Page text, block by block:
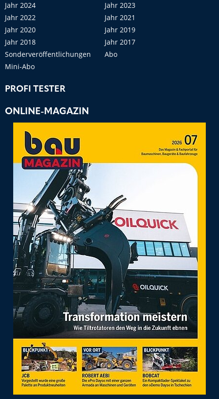
Jahr 2024
Jahr 2023
Jahr 2022
Jahr 2021
Jahr 2020
Jahr 2019
Jahr 2018
Jahr 2017
Sonderveröffentlichungen
Abo
Mini-Abo
PROFI TESTER
ONLINE-MAGAZIN